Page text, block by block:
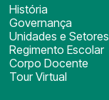
História
Governança
Unidades e Setores
Regimento Escolar
Corpo Docente
Tour Virtual